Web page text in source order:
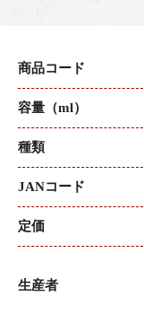
商品コード
容量（ml）
種類
JANコード
定価
生産者